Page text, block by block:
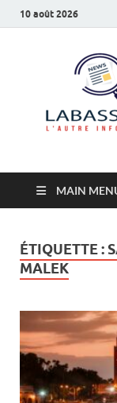
10 août 2026
MAIN
ÉTIQUETTE :
MALEK